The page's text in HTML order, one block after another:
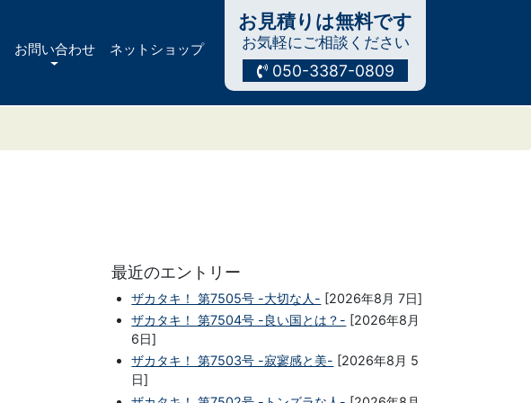
お問い合わせ ネットショップ
お見積りは無料です
お気軽にご相談ください
050-3387-0809
最近のエントリー
ザカタキ！ 第7505号 -大切な人- [2026年8月 7日]
ザカタキ！ 第7504号 -良い国とは？- [2026年8月
6日]
ザカタキ！ 第7503号 -寂寥感と美- [2026年8月 5
日]